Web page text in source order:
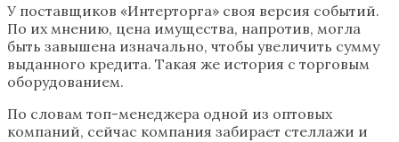
У поставщиков «Интерторга» своя версия событий.
По их мнению, цена имущества, напротив, могла
быть завышена изначально, чтобы увеличить сумму
выданного кредита. Такая же история с торговым
оборудованием.
По словам топ-менеджера одной из оптовых
компаний, сейчас компания забирает стеллажи и